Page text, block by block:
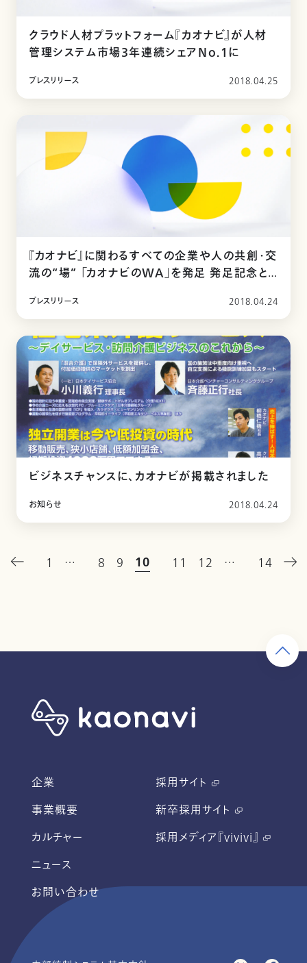
クラウド人材プラットフォーム『カオナビ』が人材
管理システム市場3年連続シェアNo.1に
プレスリリース 2018.04.25
『カオナビ』に関わるすべての企業や人の共創・交
流の“場” 「カオナビのWA」を発足 発足記念と
り開催
プレスリリース 2018.04.24
ビジネスチャンスに、カオナビが掲載されました
お知らせ 2018.04.24
1 … 8 9 10 11 12 … 14
企業
事業概要
カルチャー
ニュース
お問い合わせ
採用サイト
新卒採用サイト
採用メディア『vivivi』